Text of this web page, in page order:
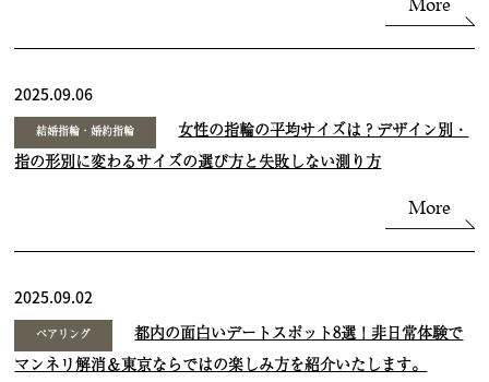
2025.09.06
結婚指輪・婚約指輪
女性の指輪の平均サイズは？デザイン別・
指の形別に変わるサイズの選び方と失敗しない測り方
More
2025.09.02
ペアリング
都内の面白いデートスポット8選！非日常体験で
マンネリ解消＆東京ならではの楽しみ方を紹介いたします。